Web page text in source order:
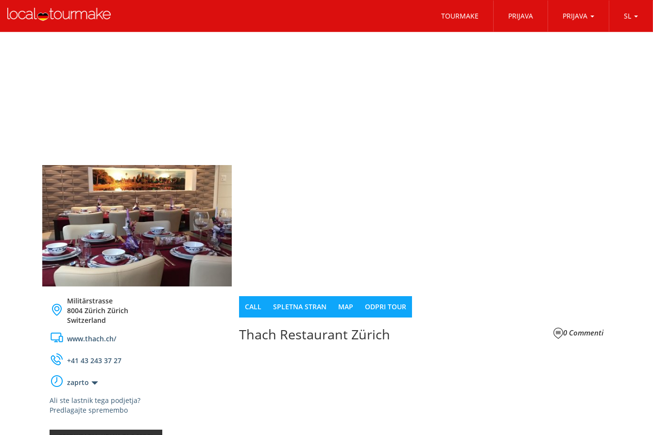
TOURMAKE PRIJAVA PRIJAVA SL
Militärstrasse
8004 Zürich Zürich
Switzerland
www.thach.ch/
+41 43 243 37 27
zaprto
Ali ste lastnik tega podjetja?
Predlagajte spremembo
CALL SPLETNA STRAN MAP ODPRI TOUR
0 Commenti
Thach Restaurant Zürich